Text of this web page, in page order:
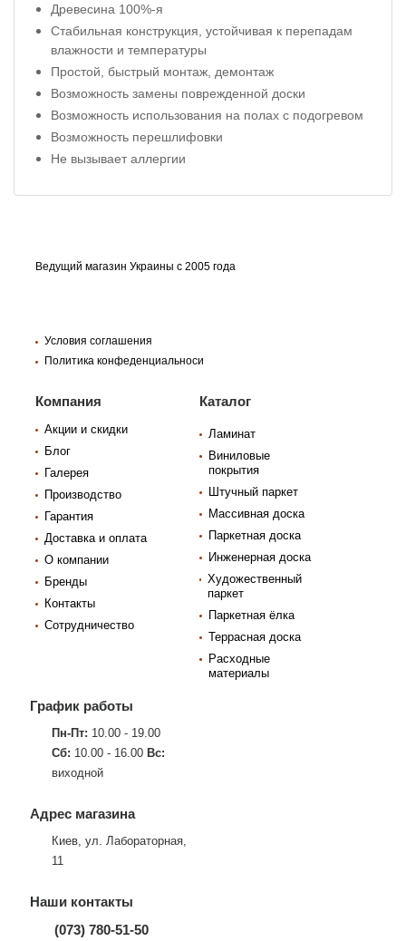
Древесина 100%-я
Стабильная конструкция, устойчивая к перепадам
влажности и температуры
Простой, быстрый монтаж, демонтаж
Возможность замены поврежденной доски
Возможность использования на полах с подогревом
Возможность перешлифовки
Не вызывает аллергии
Ведущий магазин Украины с 2005 года
Условия соглашения
Политика конфеденциальноси
Компания
Акции и скидки
Блог
Галерея
Производство
Гарантия
Доставка и оплата
О компании
Бренды
Контакты
Сотрудничество
Каталог
Ламинат
Виниловые
покрытия
Штучный паркет
Массивная доска
Паркетная доска
Инженерная доска
Художественный
паркет
Паркетная ёлка
Террасная доска
Расходные
материалы
График работы
Пн-Пт: 10.00 - 19.00
Сб: 10.00 - 16.00 Вс:
виходной
Адрес магазина
Киев, ул. Лабораторная,
11
Наши контакты
(073) 780-51-50